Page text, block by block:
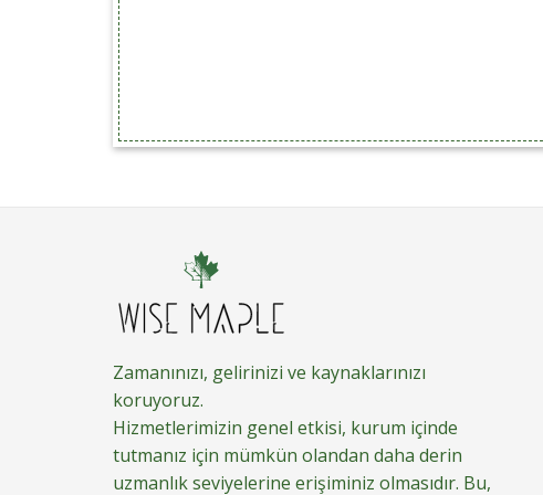
Zamanınızı, gelirinizi ve kaynaklarınızı
koruyoruz.
Hizmetlerimizin genel etkisi, kurum içinde
tutmanız için mümkün olandan daha derin
uzmanlık seviyelerine erişiminiz olmasıdır. Bu,